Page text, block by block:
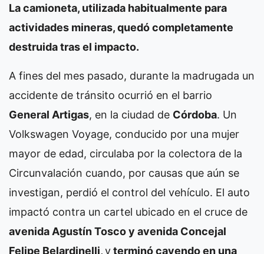
La camioneta, utilizada habitualmente para
actividades mineras, quedó completamente
destruida tras el impacto.
A fines del mes pasado, durante la madrugada un
accidente de tránsito ocurrió en el barrio
General Artigas, en la ciudad de Córdoba. Un
Volkswagen Voyage, conducido por una mujer
mayor de edad, circulaba por la colectora de la
Circunvalación cuando, por causas que aún se
investigan, perdió el control del vehículo. El auto
impactó contra un cartel ubicado en el cruce de
avenida Agustín Tosco y avenida Concejal
Felipe Belardinelli,yterminó cayendo en una